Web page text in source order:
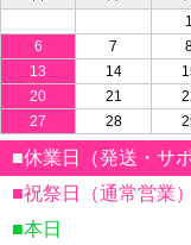
1
6
7
13
14
20
21
27
28
■休業日（発送・サ
■祝祭日（通常営業）
■本日